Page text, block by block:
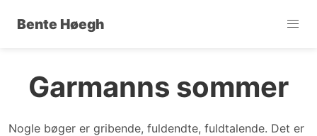
Bente Høegh
Garmanns sommer
Nogle bøger er gribende, fuldendte, fuldtalende. Det er